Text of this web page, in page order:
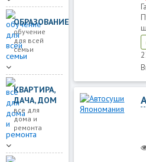
ОБРАЗОВАНИЕ
обучение
для всей
семьи
КВАРТИРА,
ДАЧА, ДОМ
все для
дома и
ремонта